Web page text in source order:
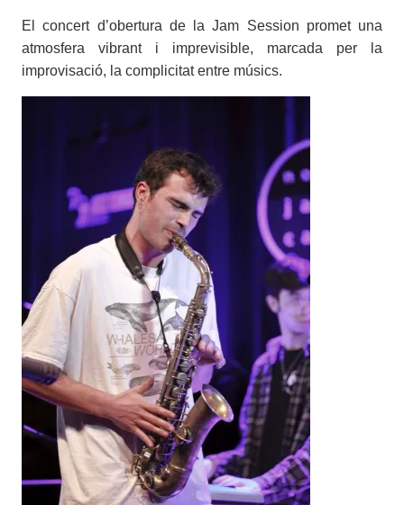
El concert d’obertura de la Jam Session promet una
atmosfera vibrant i imprevisible, marcada per la
improvisació, la complicitat entre músics.